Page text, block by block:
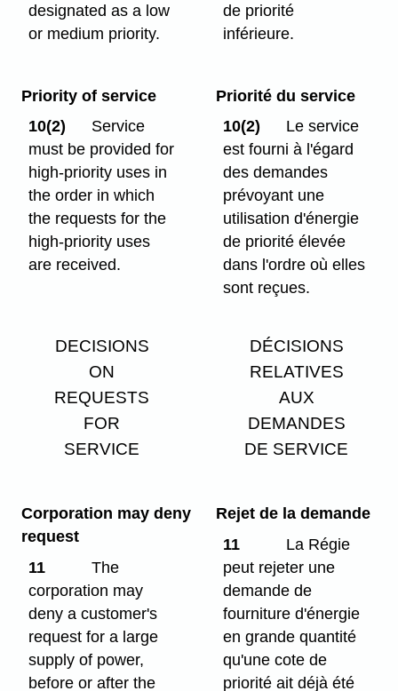
designated as a low
or medium priority.
de priorité
inférieure.
Priority of service
10(2)
Service
must be provided for
high-priority uses in
the order in which
the requests for the
high-priority uses
are received.
Priorité du service
10(2)
Le service
est fourni à l'égard
des demandes
prévoyant une
utilisation d'énergie
de priorité élevée
dans l'ordre où elles
sont reçues.
DECISIONS
ON
REQUESTS
FOR
SERVICE
DÉCISIONS
RELATIVES
AUX
DEMANDES
DE SERVICE
Corporation may deny
request
11
The
corporation may
deny a customer's
request for a large
supply of power,
before or after the
Rejet de la demande
11
La Régie
peut rejeter une
demande de
fourniture d'énergie
en grande quantité
qu'une cote de
priorité ait déjà été